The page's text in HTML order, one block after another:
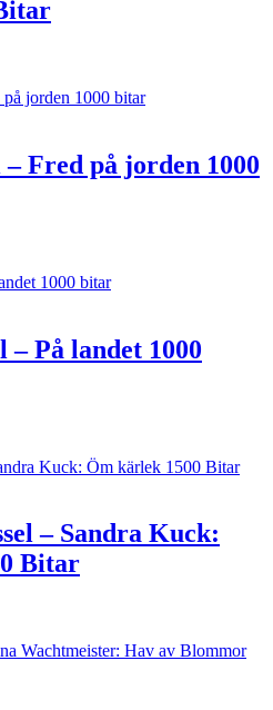
– Fred på jorden 1000
– På landet 1000
– Sandra Kuck:
Bitar